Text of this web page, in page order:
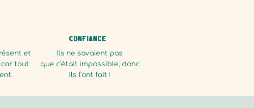
et
car tout
confiance
Ils ne savaient pas
que c’était impossible, donc
ils l’ont fait !